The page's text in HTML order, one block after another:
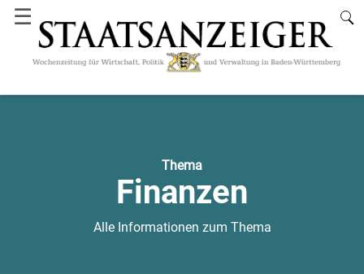
☰
Thema
Finanzen
Alle Informationen zum Thema